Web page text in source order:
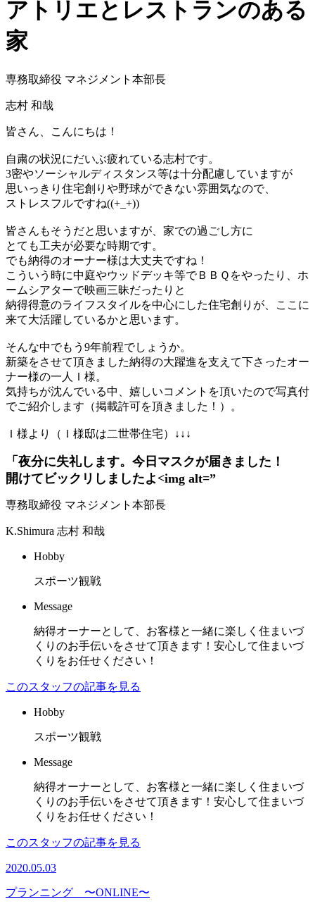
アトリエとレストランのある
家
専務取締役 マネジメント本部長
志村 和哉
皆さん、こんにちは！
自粛の状況にだいぶ疲れている志村です。
3密やソーシャルディスタンス等は十分配慮していますが
思いっきり住宅創りや野球ができない雰囲気なので、
ストレスフルですね((+_+))
皆さんもそうだと思いますが、家での過ごし方に
とても工夫が必要な時期です。
でも納得のオーナー様は大丈夫ですね！
こういう時に中庭やウッドデッキ等でＢＢＱをやったり、ホ
ームシアターで映画三昧だったりと
納得得意のライフスタイルを中心にした住宅創りが、ここに
来て大活躍しているかと思います。
そんな中でもう9年前程でしょうか。
新築をさせて頂きました納得の大躍進を支えて下さったオー
ナー様の一人Ｉ様。
気持ちが沈んでいる中、嬉しいコメントを頂いたので写真付
でご紹介します（掲載許可を頂きました！）。
Ｉ様より（Ｉ様邸は二世帯住宅）↓↓↓
「夜分に失礼します。今日マスクが届きました！
開けてビックリしましたよ<img alt=”
専務取締役 マネジメント本部長
K.Shimura 志村 和哉
Hobby
スポーツ観戦
Message
納得オーナーとして、お客様と一緒に楽しく住まいづ
くりのお手伝いをさせて頂きます！安心して住まいづ
くりをお任せください！
このスタッフの記事を見る
Hobby
スポーツ観戦
Message
納得オーナーとして、お客様と一緒に楽しく住まいづ
くりのお手伝いをさせて頂きます！安心して住まいづ
くりをお任せください！
このスタッフの記事を見る
2020.05.03
プランニング 〜ONLINE〜